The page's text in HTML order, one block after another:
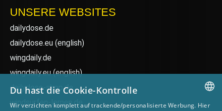
UNSERE WEBSITES
dailydose.de
dailydose.eu (english)
wingdaily.de
wingdaily.eu(english)
dailydose-shop.de
windsurfen-lernen.de
Du hast die Cookie-Kontrolle
Wir verzichten komplett auf trackende/personalisierte Werbung. Hier